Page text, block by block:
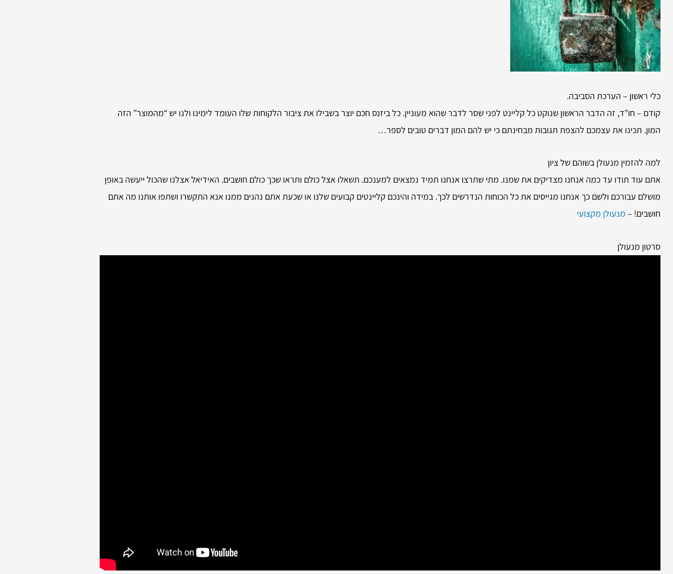
כלי ראשון – הערכת הסביבה.
קודם – חו”ד, זה הדבר הראשון שנוקט כל קליינט לפני שסר לדבר שהוא מעוניין. כל ביזנס חכם יוצר בשבילו את ציבור הלקוחות שלו העומד לימינו ולנו יש “מהמוצר” הזה
המון. תכינו את עצמכם להצפת תגובות מבחינתם כי יש להם המון דברים טובים לספר…
למה להזמין מנעולן בשוהם של ציון
אתם עוד תודו עד כמה אנחנו מצדיקים את שמנו. מתי שתרצו אנחנו תמיד נמצאים למענכם. תשאלו אצל כולם ותראו שכך כולם חושבים. האידיאל אצלנו שהכול ייעשה באופן
מושלם עבורכם ולשם כך אנחנו מגייסים את כל הכוחות הנדרשים לכך. במידה והינכם קליינטים קבועים שלנו או שכעת אתם נהנים ממנו אנא התקשרו ושתפו אותנו מה אתם
חושבים! – מנעולן מקצועי
סרטון מנעולן